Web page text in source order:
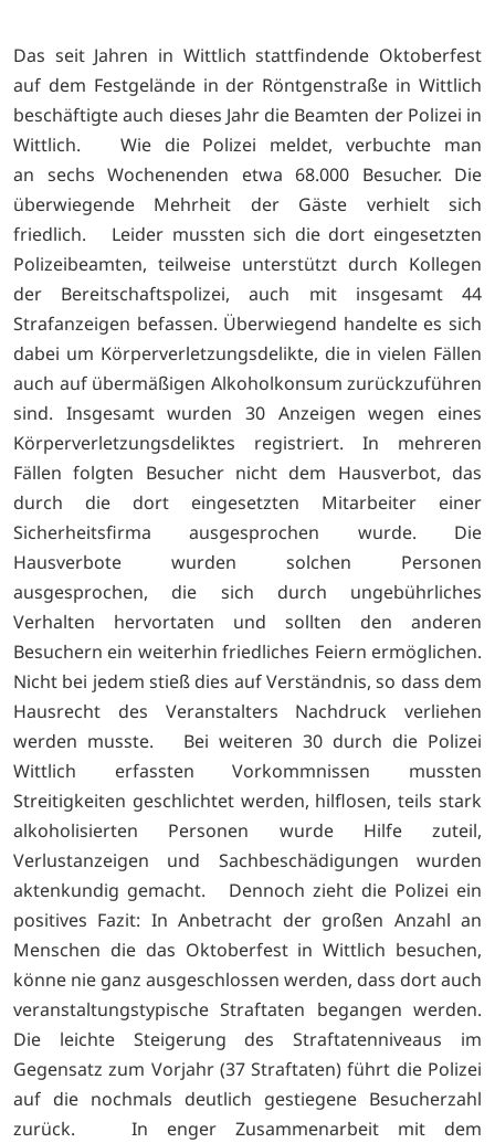
Das seit Jahren in Wittlich stattfindende Oktoberfest
auf dem Festgelände in der Röntgenstraße in Wittlich
beschäftigte auch dieses Jahr die Beamten der Polizei in
Wittlich. Wie die Polizei meldet, verbuchte man
an sechs Wochenenden etwa 68.000 Besucher. Die
überwiegende Mehrheit der Gäste verhielt sich
friedlich. Leider mussten sich die dort eingesetzten
Polizeibeamten, teilweise unterstützt durch Kollegen
der Bereitschaftspolizei, auch mit insgesamt 44
Strafanzeigen befassen. Überwiegend handelte es sich
dabei um Körperverletzungsdelikte, die in vielen Fällen
auch auf übermäßigen Alkoholkonsum zurückzuführen
sind. Insgesamt wurden 30 Anzeigen wegen eines
Körperverletzungsdeliktes registriert. In mehreren
Fällen folgten Besucher nicht dem Hausverbot, das
durch die dort eingesetzten Mitarbeiter einer
Sicherheitsfirma ausgesprochen wurde. Die
Hausverbote wurden solchen Personen
ausgesprochen, die sich durch ungebührliches
Verhalten hervortaten und sollten den anderen
Besuchern ein weiterhin friedliches Feiern ermöglichen.
Nicht bei jedem stieß dies auf Verständnis, so dass dem
Hausrecht des Veranstalters Nachdruck verliehen
werden musste. Bei weiteren 30 durch die Polizei
Wittlich erfassten Vorkommnissen mussten
Streitigkeiten geschlichtet werden, hilflosen, teils stark
alkoholisierten Personen wurde Hilfe zuteil,
Verlustanzeigen und Sachbeschädigungen wurden
aktenkundig gemacht. Dennoch zieht die Polizei ein
positives Fazit: In Anbetracht der großen Anzahl an
Menschen die das Oktoberfest in Wittlich besuchen,
könne nie ganz ausgeschlossen werden, dass dort auch
veranstaltungstypische Straftaten begangen werden.
Die leichte Steigerung des Straftatenniveaus im
Gegensatz zum Vorjahr (37 Straftaten) führt die Polizei
auf die nochmals deutlich gestiegene Besucherzahl
zurück. In enger Zusammenarbeit mit dem